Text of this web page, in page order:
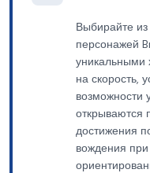
Выбирайте из
персонажей
уникальными
на скорость,
возможности
открываются
достижения
вождения